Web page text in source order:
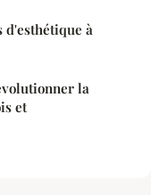
d'esthétique à
la
et